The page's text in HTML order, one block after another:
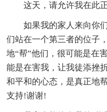
这天，请允许我在此
如果我的家人来向你
们站在一个第三者的位子
地“帮”他们，很可能是在
能是在害我，让我徒添挫
和平和的心态，是真正地
支持!谢谢!